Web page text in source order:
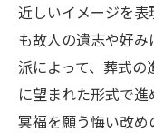
近しいイメージを
も故人の遺志や好
派によって、葬式
に望まれた形式で
冥福を願う悔い改